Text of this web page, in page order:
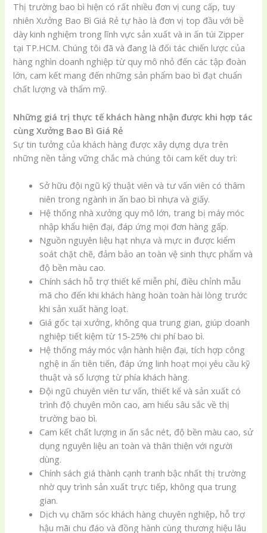
Thị trường bao bì hiện có rất nhiều đơn vị cung cấp, tuy
nhiên Xưởng Bao Bì Giá Rẻ tự hào là đơn vị top đầu với bề
dày kinh nghiệm trong lĩnh vực sản xuất và in ấn túi Zipper
tại TP.HCM. Chúng tôi đã và đang là đối tác chiến lược của
hàng nghìn doanh nghiệp từ quy mô nhỏ đến các tập đoàn
lớn, cam kết mang đến những sản phẩm bao bì đạt chuẩn
chất lượng và thẩm mỹ.
Những giá trị thực tế khách hàng nhận được khi hợp tác
cùng Xưởng Bao Bì Giá Rẻ
Sự tin tưởng của khách hàng được xây dựng dựa trên
những nền tảng vững chắc mà chúng tôi cam kết duy trì:
Sở hữu đội ngũ kỹ thuật viên và tư vấn viên có thâm
niên trong ngành in ấn bao bì nhựa và giấy.
Hệ thống nhà xưởng quy mô lớn, trang bị máy móc
nhập khẩu hiện đại, đáp ứng mọi đơn hàng gấp.
Nguồn nguyên liệu hạt nhựa và mực in được kiểm
soát chặt chẽ, đảm bảo an toàn vệ sinh thực phẩm và
độ bền màu cao.
Chính sách hỗ trợ thiết kế miễn phí, điều chỉnh mẫu
mã cho đến khi khách hàng hoàn toàn hài lòng trước
khi sản xuất hàng loạt.
Giá gốc tại xưởng, không qua trung gian, giúp doanh
nghiệp tiết kiệm từ 15-25% chi phí bao bì.
Hệ thống máy móc vận hành hiện đại, tích hợp công
nghệ in ấn tiên tiến, đáp ứng linh hoạt mọi yêu cầu kỹ
thuật và số lượng từ phía khách hàng.
Đội ngũ chuyên viên tư vấn, thiết kế và sản xuất có
trình độ chuyên môn cao, am hiểu sâu sắc về thị
trường bao bì.
Cam kết chất lượng in ấn sắc nét, độ bền màu cao, sử
dụng nguyên liệu an toàn và thân thiện với người
dùng.
Chính sách giá thành cạnh tranh bậc nhất thị trường
nhờ quy trình sản xuất trực tiếp, không qua trung
gian.
Dịch vụ chăm sóc khách hàng chuyên nghiệp, hỗ trợ
hậu mãi chu đáo và đồng hành cùng thương hiệu lâu